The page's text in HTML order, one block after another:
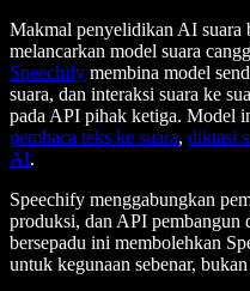
Makmal penyelidikan AI suara
melancarkan model suara
Speechify membina model
suara, dan interaksi suara ke
pada API pihak ketiga. Model
pembaca teks ke suara, diktasi
AI.
Speechify menggabungkan
produksi, dan API pembangun
bersepadu ini membolehkan
untuk kegunaan sebenar,